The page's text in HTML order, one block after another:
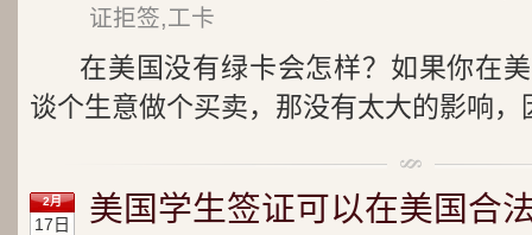
证拒签,工卡
在美国没有绿卡会怎样？如果你在
谈个生意做个买卖，那没有太大的影响
2月
17日 美国学生签证可以在美国合